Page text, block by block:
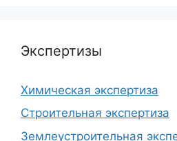
Экспертизы
Химическая экспертиза
Строительная экспертиза
Землеустроительная